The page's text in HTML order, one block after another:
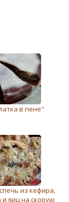
в пене"
из кефира,
и яиц на скорую